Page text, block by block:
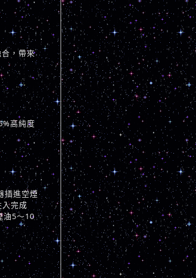
，帶來
高純度
插進空煙
完成
油5～10